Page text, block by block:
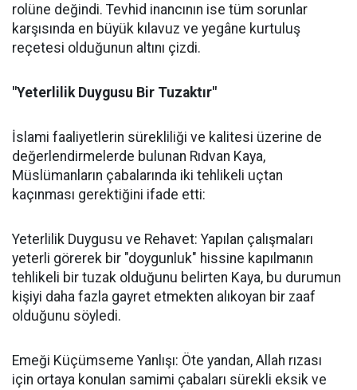
rolüne değindi. Tevhid inancının ise tüm sorunlar
karşısında en büyük kılavuz ve yegâne kurtuluş
reçetesi olduğunun altını çizdi.
"Yeterlilik Duygusu Bir Tuzaktır"
İslami faaliyetlerin sürekliliği ve kalitesi üzerine de
değerlendirmelerde bulunan Rıdvan Kaya,
Müslümanların çabalarında iki tehlikeli uçtan
kaçınması gerektiğini ifade etti:
Yeterlilik Duygusu ve Rehavet: Yapılan çalışmaları
yeterli görerek bir "doygunluk" hissine kapılmanın
tehlikeli bir tuzak olduğunu belirten Kaya, bu durumun
kişiyi daha fazla gayret etmekten alıkoyan bir zaaf
olduğunu söyledi.
Emeği Küçümseme Yanlışı: Öte yandan, Allah rızası
için ortaya konulan samimi çabaları sürekli eksik ve